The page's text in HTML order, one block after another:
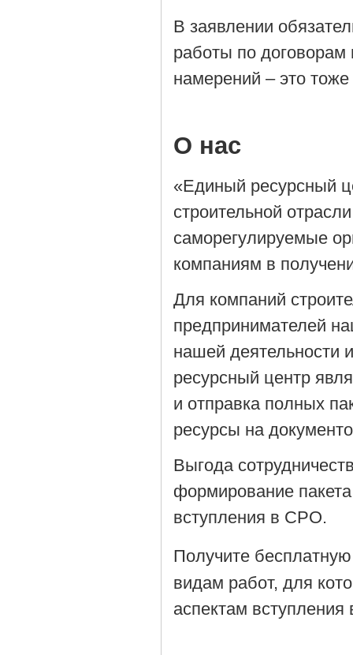
В заявлении
работы по договорам
намерений – это
О нас
«Единый ресурсный
строительной
саморегулируемые
компаниям в
Для компаний
предпринимателей
нашей деятельности
ресурсный центр
и отправка полных
ресурсы на
Выгода
формирование
вступления в СРО.
Получите
видам работ, для
аспектам